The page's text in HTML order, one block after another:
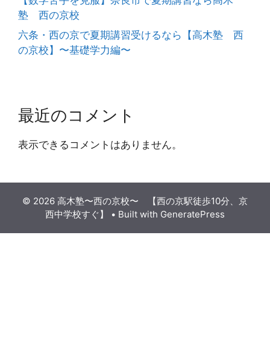
塾 西の京校
六条・西の京で夏期講習受けるなら【高木塾 西
の京校】〜基礎学力編〜
最近のコメント
表示できるコメントはありません。
© 2026 高木塾〜西の京校〜 【西の京駅徒歩10分、京
西中学校すぐ】
• Built with GeneratePress